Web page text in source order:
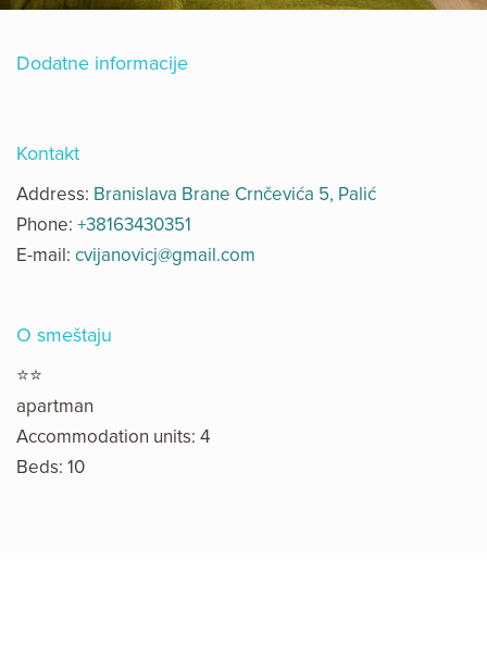
Dodatne informacije
Kontakt
Address: Branislava Brane Crnčevića 5, Palić
Phone: +38163430351
E-mail: cvijanovicj@gmail.com
O smeštaju
⭐⭐
apartman
Accommodation units: 4
Beds: 10